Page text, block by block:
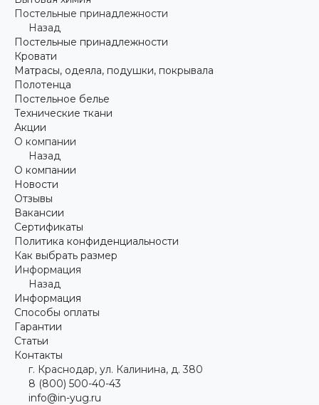
Постельные принадлежности
Назад
Постельные принадлежности
Кровати
Матрасы, одеяла, подушки, покрывала
Полотенца
Постельное белье
Технические ткани
Акции
О компании
Назад
О компании
Новости
Отзывы
Вакансии
Сертификаты
Политика конфиденциальности
Как выбрать размер
Информация
Назад
Информация
Способы оплаты
Гарантии
Статьи
Контакты
г. Краснодар, ул. Калинина, д. 380
8 (800) 500-40-43
info@in-yug.ru